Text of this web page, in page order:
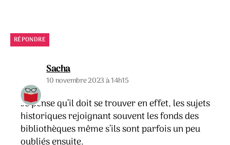
RÉPONDRE
Sachadit :
10 novembre 2023 à 14h15
Je pense qu’il doit se trouver en effet, les sujets
historiques rejoignant souvent les fonds des
bibliothèques même s’ils sont parfois un peu